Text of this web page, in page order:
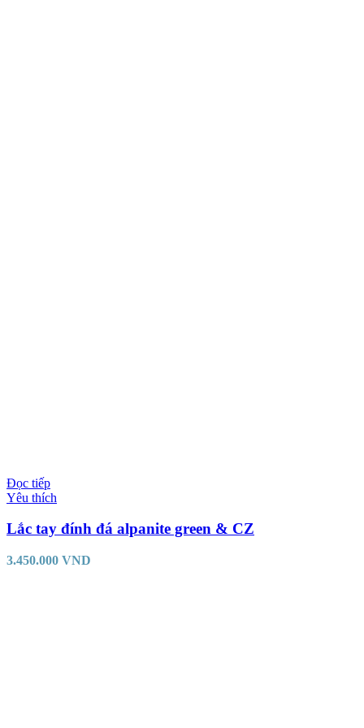
Đọc tiếp
Yêu thích
Lắc tay đính đá alpanite green & CZ
3.450.000 VND